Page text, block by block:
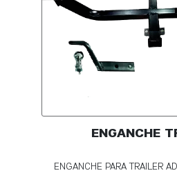
ENGANCHE
ENGANCHE PARA TRAILER